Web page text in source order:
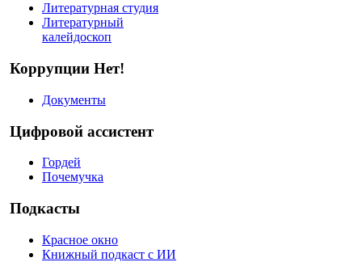
Литературная студия
Литературный
калейдоскоп
Коррупции Нет!
Документы
Цифровой ассистент
Гордей
Почемучка
Подкасты
Красное окно
Книжный подкаст с ИИ